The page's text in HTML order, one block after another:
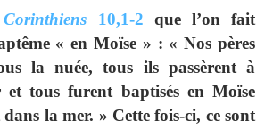
10,1-2 que l’on fait
« en Moïse » : « Nos pères
la nuée, tous ils passèrent à
tous furent baptisés en Moïse
la mer. » Cette fois-ci, ce sont